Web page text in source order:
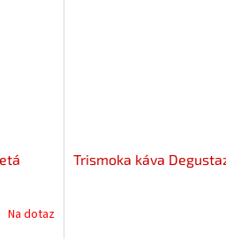
Na dotaz
Trismoka káva